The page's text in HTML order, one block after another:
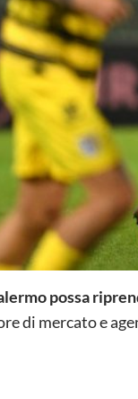
possa
di mercato e